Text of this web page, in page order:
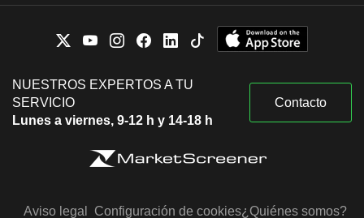
NUESTROS EXPERTOS A TU
SERVICIO
Lunes a viernes, 9-12 h y 14-18 h
Contacto
Aviso legal Configuración de cookies¿Quiénes somos?